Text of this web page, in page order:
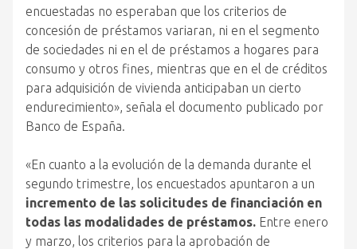
encuestadas no esperaban que los criterios de
concesión de préstamos variaran, ni en el segmento
de sociedades ni en el de préstamos a hogares para
consumo y otros fines, mientras que en el de créditos
para adquisición de vivienda anticipaban un cierto
endurecimiento», señala el documento publicado por
Banco de España.
«En cuanto a la evolución de la demanda durante el
segundo trimestre, los encuestados apuntaron a un
incremento de las solicitudes de financiación en
todas las modalidades de préstamos. Entre enero
y marzo, los criterios para la aprobación de